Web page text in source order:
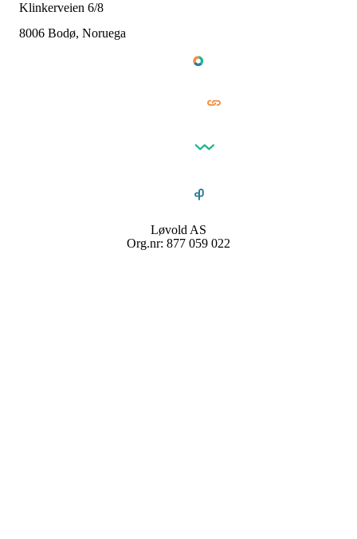
Klinkerveien 6/8
8006 Bodø, Noruega
Løvold AS
Org.nr: 877 059 022